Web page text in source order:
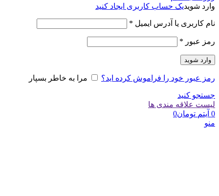
وارد شویدیک حساب کاربری ایجاد کنید
نام کاربری یا آدرس ایمیل *
رمز عبور *
وارد شوید
رمز عبور خود را فراموش کرده اید؟ مرا به خاطر بسپار
جستجو کنید
لیست علاقه مندی ها
0 آیتم تومان0
منو